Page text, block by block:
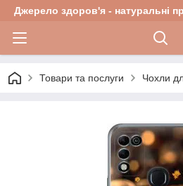
Джерело здоров'я - натуральні
Товари та послуги Чохли